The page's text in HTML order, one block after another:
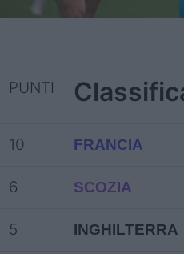
PUNTI
10 FRANCIA
6 SCOZIA
5 INGHILTERRA